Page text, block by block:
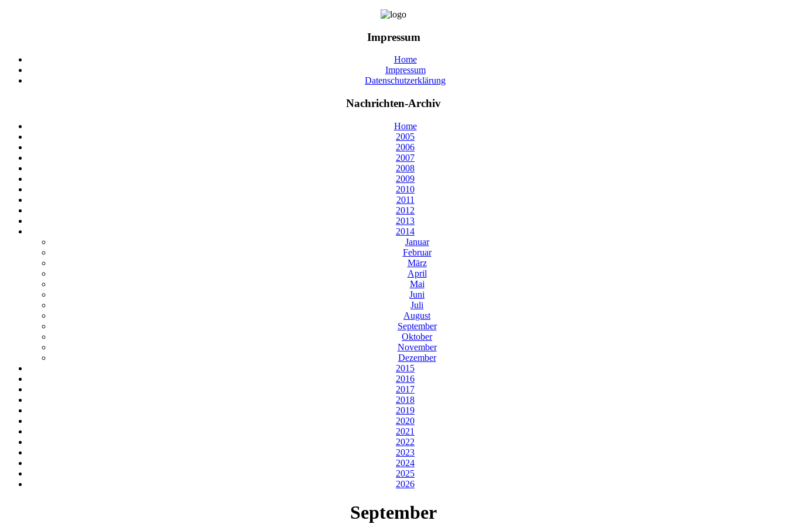
Impressum
Home
Impressum
Datenschutzerklärung
Nachrichten-Archiv
Home
2005
2006
2007
2008
2009
2010
2011
2012
2013
2014
Januar
Februar
März
April
Mai
Juni
Juli
August
September
Oktober
November
Dezember
2015
2016
2017
2018
2019
2020
2021
2022
2023
2024
2025
2026
September